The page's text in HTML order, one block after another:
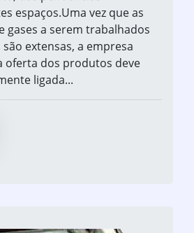
espaços.Uma vez que as
gases a serem trabalhados
extensas, a empresa
oferta dos produtos deve
ligada...